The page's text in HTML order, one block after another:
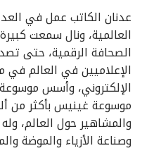
عدنان الكاتب عمل في
العالمية، ونال سمعت
الصحافة الرقمية، حتى
الإعلاميين في العالم في
الإلكتروني، وأسس
موسوعة غينيس بأكثر من
والمشاهير حول العالم،
وصناعة الأزياء والموضة